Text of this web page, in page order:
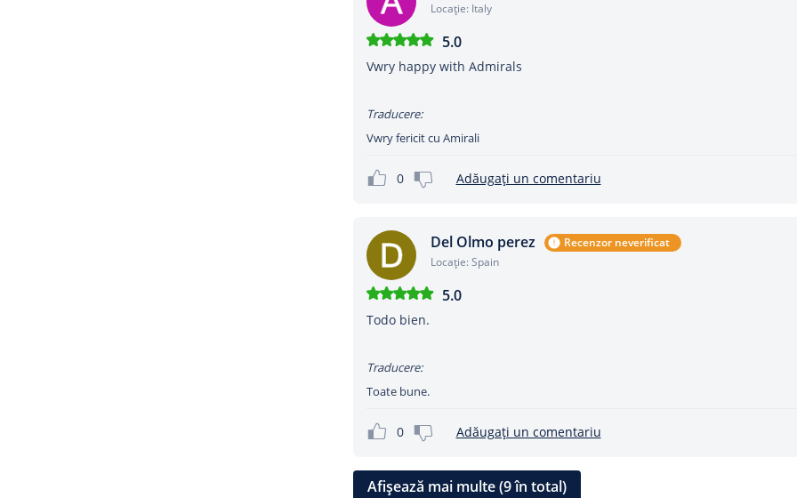
Locație: Italy
5.0
Vwry happy with Admirals
Traducere:
Vwry fericit cu Amirali
0 Adăugați un comentariu
Del Olmo perez
Recenzor neverificat
Locație: Spain
5.0
Todo bien.
Traducere:
Toate bune.
0 Adăugați un comentariu
Afișează mai multe (9 în total)